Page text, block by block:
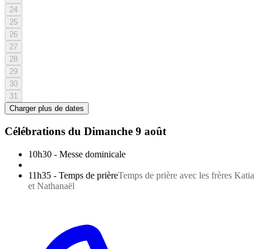
24
25
26
27
28
29
30
31
Charger plus de dates
Célébrations du Dimanche 9 août
10h30 - Messe dominicale
11h35 - Temps de prièreTemps de prière avec les frères Katia
et Nathanaël